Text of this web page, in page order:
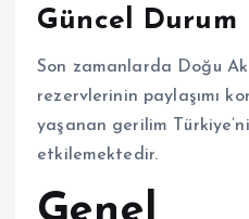
Güncel Durum
Son zamanlarda Doğu
rezervlerinin paylaşımı
yaşanan gerilim
etkilemektedir.